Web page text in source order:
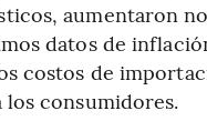
aumentaron
datos de
costos de
los consumidores.